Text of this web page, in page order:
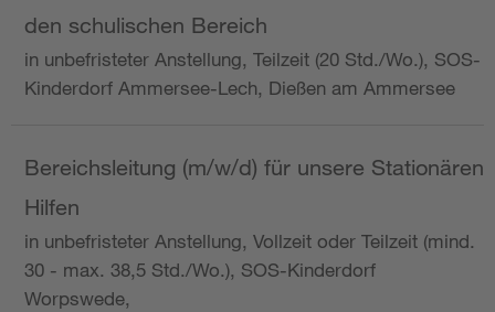
den schulischen Bereich
in unbefristeter Anstellung, Teilzeit (20 Std./Wo.), SOS-
Kinderdorf Ammersee-Lech, Dießen am Ammersee
Bereichsleitung (m/w/d) für unsere Stationären
Hilfen
in unbefristeter Anstellung, Vollzeit oder Teilzeit (mind.
30 - max. 38,5 Std./Wo.), SOS-Kinderdorf
Worpswede,